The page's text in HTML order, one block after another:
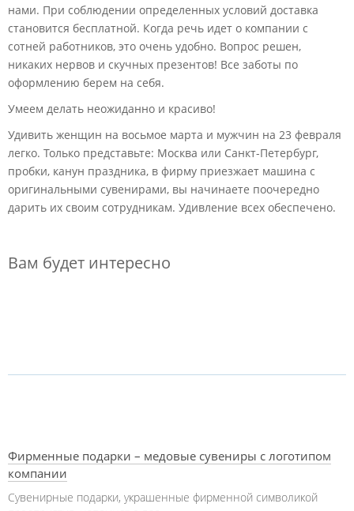
нами. При соблюдении определенных условий доставка
становится бесплатной. Когда речь идет о компании с
сотней работников, это очень удобно. Вопрос решен,
никаких нервов и скучных презентов! Все заботы по
оформлению берем на себя.
Умеем делать неожиданно и красиво!
Удивить женщин на восьмое марта и мужчин на 23 февраля
легко. Только представьте: Москва или Санкт-Петербург,
пробки, канун праздника, в фирму приезжает машина с
оригинальными сувенирами, вы начинаете поочередно
дарить их своим сотрудникам. Удивление всех обеспечено.
Вам будет интересно
Фирменные подарки – медовые сувениры с логотипом
компании
Сувенирные подарки, украшенные фирменной символикой